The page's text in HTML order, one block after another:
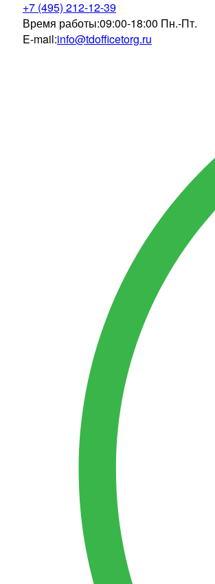
+7 (495) 212-12-39
Время работы:09:00-18:00 Пн.-Пт.
E-mail:info@tdofficetorg.ru